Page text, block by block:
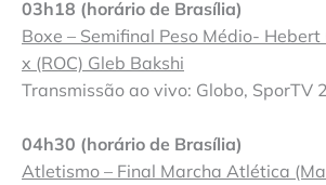
03h18 (horário de Brasília)
Boxe – Semifinal Peso Médio- Hebert
x (ROC) Gleb Bakshi
Transmissão ao vivo: Globo, SporTV
04h30 (horário de Brasília)
Atletismo – Final Marcha Atlética